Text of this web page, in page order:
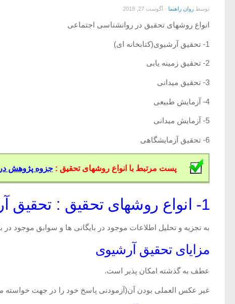
توسط روان راهنما · آگوست 27, 2018
انواع روشهای تحقیق در روانشناسی اجتماعی
1- تحقیق آرشیوی(کتابخانه ای)
2- تحقیق زمینه یابی
3- تحقیق میدانی
4- آزمایش طبیعی
5- آزمایش میدانی
6- تحقیق آزمایشگاهی
پست مرتبط با انواع روشهای تحقیق :جزوه پژوهش در
1- انواع روشهای تحقیق : تحقیق آرشیوی (کتابخانه ای)
به تجزیه و تحلیل اطلاعات موجود در بایگانی ها و سوابق موجود در
مزایای تحقیق آرشیوی
عطف به گذشته امکان پذیر است.
غیر عکس العملی بودن آن(آزمودنی پاسخ خود را در جهت خواسته